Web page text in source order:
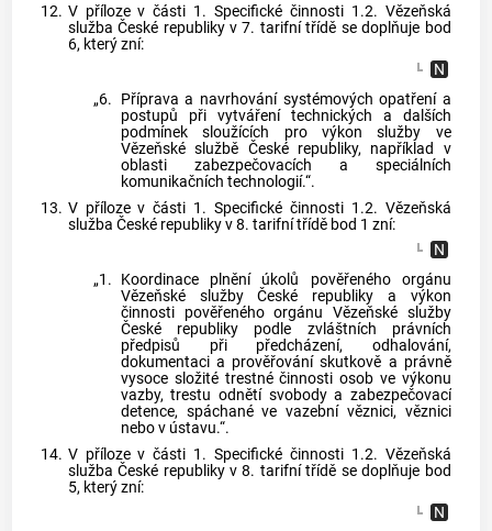
12. V příloze v části 1. Specifické činnosti 1.2. Vězeňská
služba České republiky v 7. tarifní třídě se doplňuje bod
6, který zní:
„6. Příprava a navrhování systémových opatření a
postupů při vytváření technických a dalších
podmínek sloužících pro výkon služby ve
Vězeňské službě České republiky, například v
oblasti zabezpečovacích a speciálních
komunikačních technologií.“.
13. V příloze v části 1. Specifické činnosti 1.2. Vězeňská
služba České republiky v 8. tarifní třídě bod 1 zní:
„1. Koordinace plnění úkolů pověřeného orgánu
Vězeňské služby České republiky a výkon
činnosti pověřeného orgánu Vězeňské služby
České republiky podle zvláštních právních
předpisů při předcházení, odhalování,
dokumentaci a prověřování skutkově a právně
vysoce složité trestné činnosti osob ve výkonu
vazby, trestu odnětí svobody a zabezpečovací
detence, spáchané ve vazební věznici, věznici
nebo v ústavu.“.
14. V příloze v části 1. Specifické činnosti 1.2. Vězeňská
služba České republiky v 8. tarifní třídě se doplňuje bod
5, který zní: